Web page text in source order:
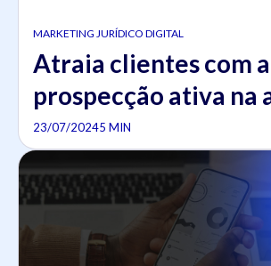
MARKETING JURÍDICO DIGITAL
Atraia clientes com a
prospecção ativa na
23/07/20245 MIN